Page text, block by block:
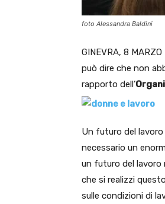
foto Alessandra Baldini
GINEVRA, 8
può dire che non
rapporto dell’
Un futuro del
necessario un
un futuro del lavoro
che si realizzi
sulle condizioni di